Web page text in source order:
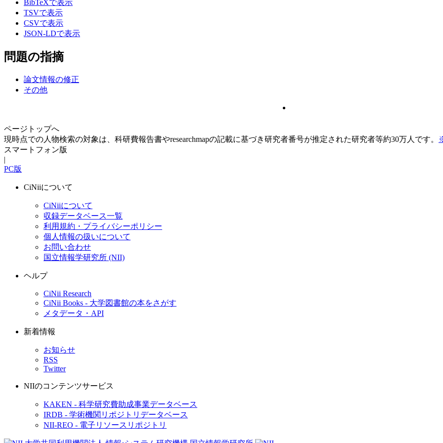
BibTeXで表示
TSVで表示
CSVで表示
JSON-LDで表示
問題の指摘
論文情報の修正
その他
ページトップへ
現時点での人物検索の対象は、科研費報告書やresearchmapの記載に基づき研究者番号が推定された研究者等約30万人です。
スマートフォン版
|
PC版
CiNiiについて
CiNiiについて
収録データベース一覧
利用規約・プライバシーポリシー
個人情報の扱いについて
お問い合わせ
国立情報学研究所 (NII)
ヘルプ
CiNii Research
CiNii Books - 大学図書館の本をさがす
メタデータ・API
新着情報
お知らせ
RSS
Twitter
NIIのコンテンツサービス
KAKEN - 科学研究費助成事業データベース
IRDB - 学術機関リポジトリデータベース
NII-REO - 電子リソースリポジトリ